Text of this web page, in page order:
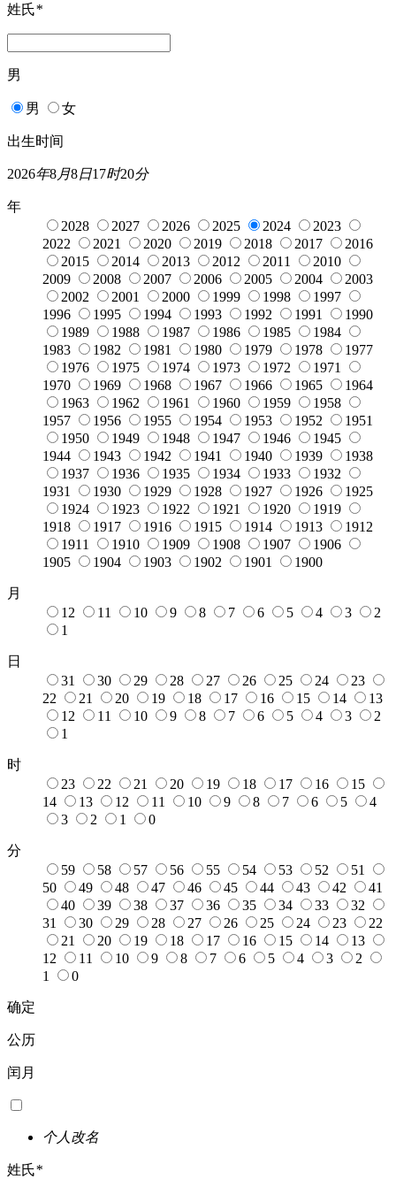
姓氏*
男
男 女
出生时间
2026年8月8日17时20分
年
2028
2027 2026 2025 2024
2023
2022
2021 2020 2019 2018 2017
2016
2015
2014 2013 2012 2011
2010
2009
2008 2007 2006 2005 2004
2003
2002
2001 2000 1999 1998
1997
1996
1995 1994 1993 1992 1991
1990
1989
1988 1987 1986 1985
1984
1983
1982 1981 1980 1979 1978
1977
1976
1975 1974 1973 1972
1971
1970
1969 1968 1967 1966 1965
1964
1963
1962 1961 1960 1959
1958
1957
1956 1955 1954 1953 1952
1951
1950
1949 1948 1947 1946
1945
1944
1943 1942 1941 1940 1939
1938
1937
1936 1935 1934 1933
1932
1931
1930 1929 1928 1927 1926
1925
1924
1923 1922 1921 1920
1919
1918
1917 1916 1915 1914 1913
1912
1911
1910 1909 1908 1907
1906
1905
1904 1903 1902 1901 1900
月
12
11 10 9 8 7 6 5 4 3
2
1
日
31
30 29 28 27 26 25 24
23
22
21 20 19 18 17 16 15 14
13
12
11 10 9 8 7 6 5 4 3
2
1
时
23
22 21 20 19 18 17 16
15
14
13 12 11 10 9 8 7 6 5
4
3
2 1 0
分
59
58 57 56 55 54 53 52
51
50
49 48 47 46 45 44 43 42
41
40
39 38 37 36 35 34 33
32
31
30 29 28 27 26 25 24 23
22
21
20 19 18 17 16 15 14
13
12
11 10 9 8 7 6 5 4 3
2
1
0
确定
公历
闰月
个人改名
姓氏*